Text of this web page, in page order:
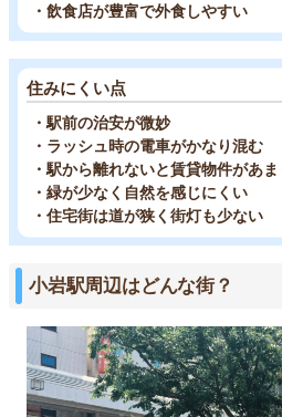
・飲食店が豊富で外食しやすい
住みにくい点
・駅前の治安が微妙
・ラッシュ時の電車がかなり混む
・駅から離れないと賃貸物件があ
・緑が少なく自然を感じにくい
・住宅街は道が狭く街灯も少ない
小岩駅周辺はどんな街？